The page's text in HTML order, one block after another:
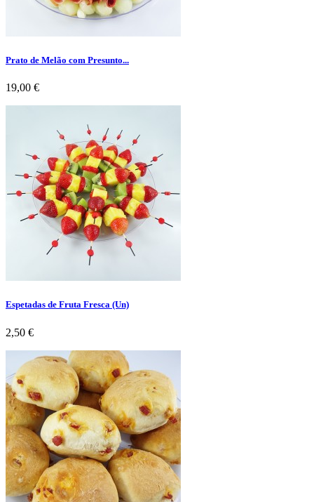
Prato de Melão com Presunto...
Preço
19,00 €
Espetadas de Fruta Fresca (Un)
Preço
2,50 €